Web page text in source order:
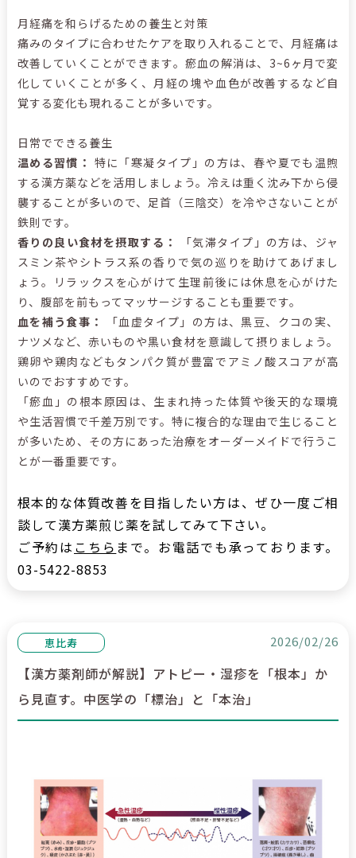
月経痛を和らげるための養生と対策
痛みのタイプに合わせたケアを取り入れることで、月経痛は
改善していくことができます。瘀血の解消は、3~6ヶ月で変
化していくことが多く、月経の塊や血色が改善するなど自
覚する変化も現れることが多いです。
日常でできる養生
温める習慣： 特に「寒凝タイプ」の方は、春や夏でも温煦
する漢方薬などを活用しましょう。冷えは重く沈み下から侵
襲することが多いので、足首（三陰交）を冷やさないことが
鉄則です。
香りの良い食材を摂取する：
「気滞タイプ」の方は、ジャ
スミン茶やシトラス系の香りで気の巡りを助けてあげまし
ょう。リラックスを心がけて生理前後には休息を心がけた
り、腹部を前もってマッサージすることも重要です。
血を補う食事：
「血虚タイプ」の方は、黒豆、クコの実、
ナツメなど、赤いものや黒い食材を意識して摂りましょう。
鶏卵や鶏肉などもタンパク質が豊富でアミノ酸スコアが高
いのでおすすめです。
「瘀血」の根本原因は、生まれ持った体質や後天的な環境
や生活習慣で千差万別です。特に複合的な理由で生じること
が多いため、その方にあった治療をオーダーメイドで行うこ
とが一番重要です。
根本的な体質改善を目指したい方は、ぜひ一度ご相
談して漢方薬煎じ薬を試してみて下さい。
ご予約は こちら まで。お電話でも承っております。
03-5422-8853
恵比寿 2026/02/26
【漢方薬剤師が解説】アトピー・湿疹を「根本」か
ら見直す。中医学の「標治」と「本治」